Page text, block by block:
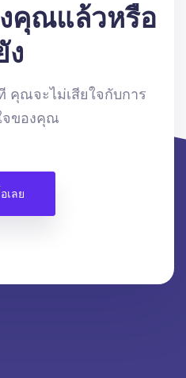
คุณแล้วหรือ
ง
คุณจะไม่เสียใจกับการ
จของคุณ
เลย